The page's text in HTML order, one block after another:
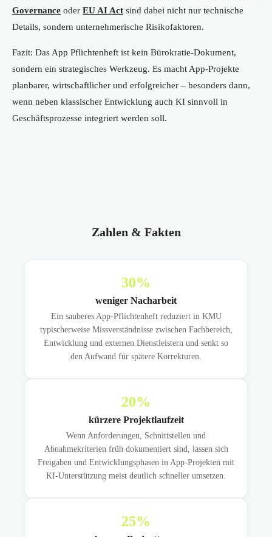
Governance oder EU AI Act sind dabei nicht nur technische
Details, sondern unternehmerische Risikofaktoren.
Fazit: Das App Pflichtenheft ist kein Bürokratie-Dokument,
sondern ein strategisches Werkzeug. Es macht App-Projekte
planbarer, wirtschaftlicher und erfolgreicher – besonders dann,
wenn neben klassischer Entwicklung auch KI sinnvoll in
Geschäftsprozesse integriert werden soll.
Zahlen & Fakten
30%
weniger Nacharbeit
Ein sauberes App-Pflichtenheft reduziert in KMU
typischerweise Missverständnisse zwischen Fachbereich,
Entwicklung und externen Dienstleistern und senkt so
den Aufwand für spätere Korrekturen.
20%
kürzere Projektlaufzeit
Wenn Anforderungen, Schnittstellen und
Abnahmekriterien früh dokumentiert sind, lassen sich
Freigaben und Entwicklungsphasen in App-Projekten mit
KI-Unterstützung meist deutlich schneller umsetzen.
25%